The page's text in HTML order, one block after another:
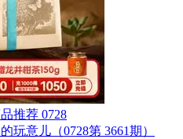
推荐 0728
玩意儿（0728第 3661期）